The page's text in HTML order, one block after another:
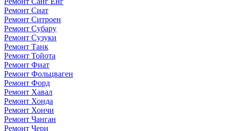
Ремонт Сиат
Ремонт Ситроен
Ремонт Субару
Ремонт Сузуки
Ремонт Танк
Ремонт Тойота
Ремонт Фиат
Ремонт Фольцваген
Ремонт Форд
Ремонт Хавал
Ремонт Хонда
Ремонт Хончи
Ремонт Чанган
Ремонт Чери